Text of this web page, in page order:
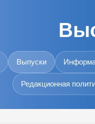
Выпуски
Редакционная